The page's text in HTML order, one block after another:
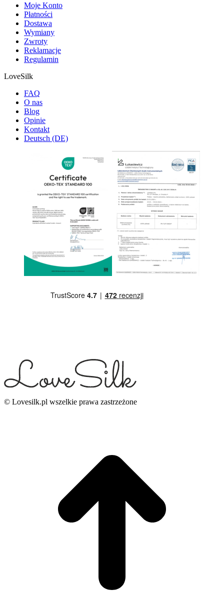
Moje Konto
Płatności
Dostawa
Wymiany
Zwroty
Reklamacje
Regulamin
LoveSilk
FAQ
O nas
Blog
Opinie
Kontakt
Deutsch (DE)
© Lovesilk.pl wszelkie prawa zastrzeżone